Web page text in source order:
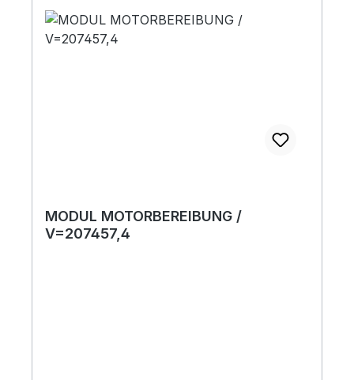
MODUL MOTORBEREIBUNG /
V=207457,4